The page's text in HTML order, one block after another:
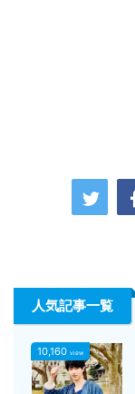
人気記事一覧
10,160 view